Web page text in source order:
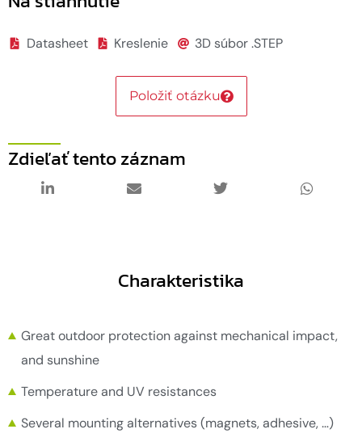
Datasheet Kreslenie 3D súbor .STEP
Položiť otázku
Zdieľať tento záznam
Charakteristika
Great outdoor protection against mechanical impact,
and sunshine
Temperature and UV resistances
Several mounting alternatives (magnets, adhesive, …)